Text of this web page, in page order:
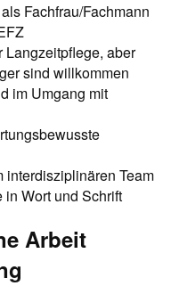
Fachfrau/Fachmann
Langzeitpflege, aber
sind willkommen
im Umgang mit
interdisziplinären Team
Wort und Schrift
Arbeit